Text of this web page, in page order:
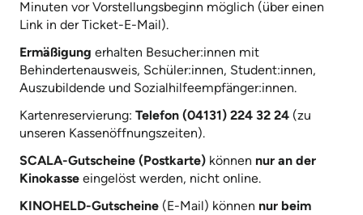
Minuten vor Vorstellungsbeginn möglich (über einen
Link in der Ticket-E-Mail).
Ermäßigung erhalten Besucher:innen mit
Behindertenausweis, Schüler:innen, Student:innen,
Auszubildende und Sozialhilfeempfänger:innen.
Kartenreservierung: Telefon (04131) 224 32 24 (zu
unseren Kassenöffnungszeiten).
SCALA-Gutscheine (Postkarte) können nur an der
Kinokasse eingelöst werden, nicht online.
KINOHELD-Gutscheine (E-Mail) können nur beim